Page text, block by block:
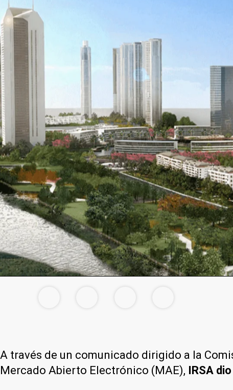
A través de un comunicado dirigido a la
Mercado Abierto Electrónico (MAE), IRSA